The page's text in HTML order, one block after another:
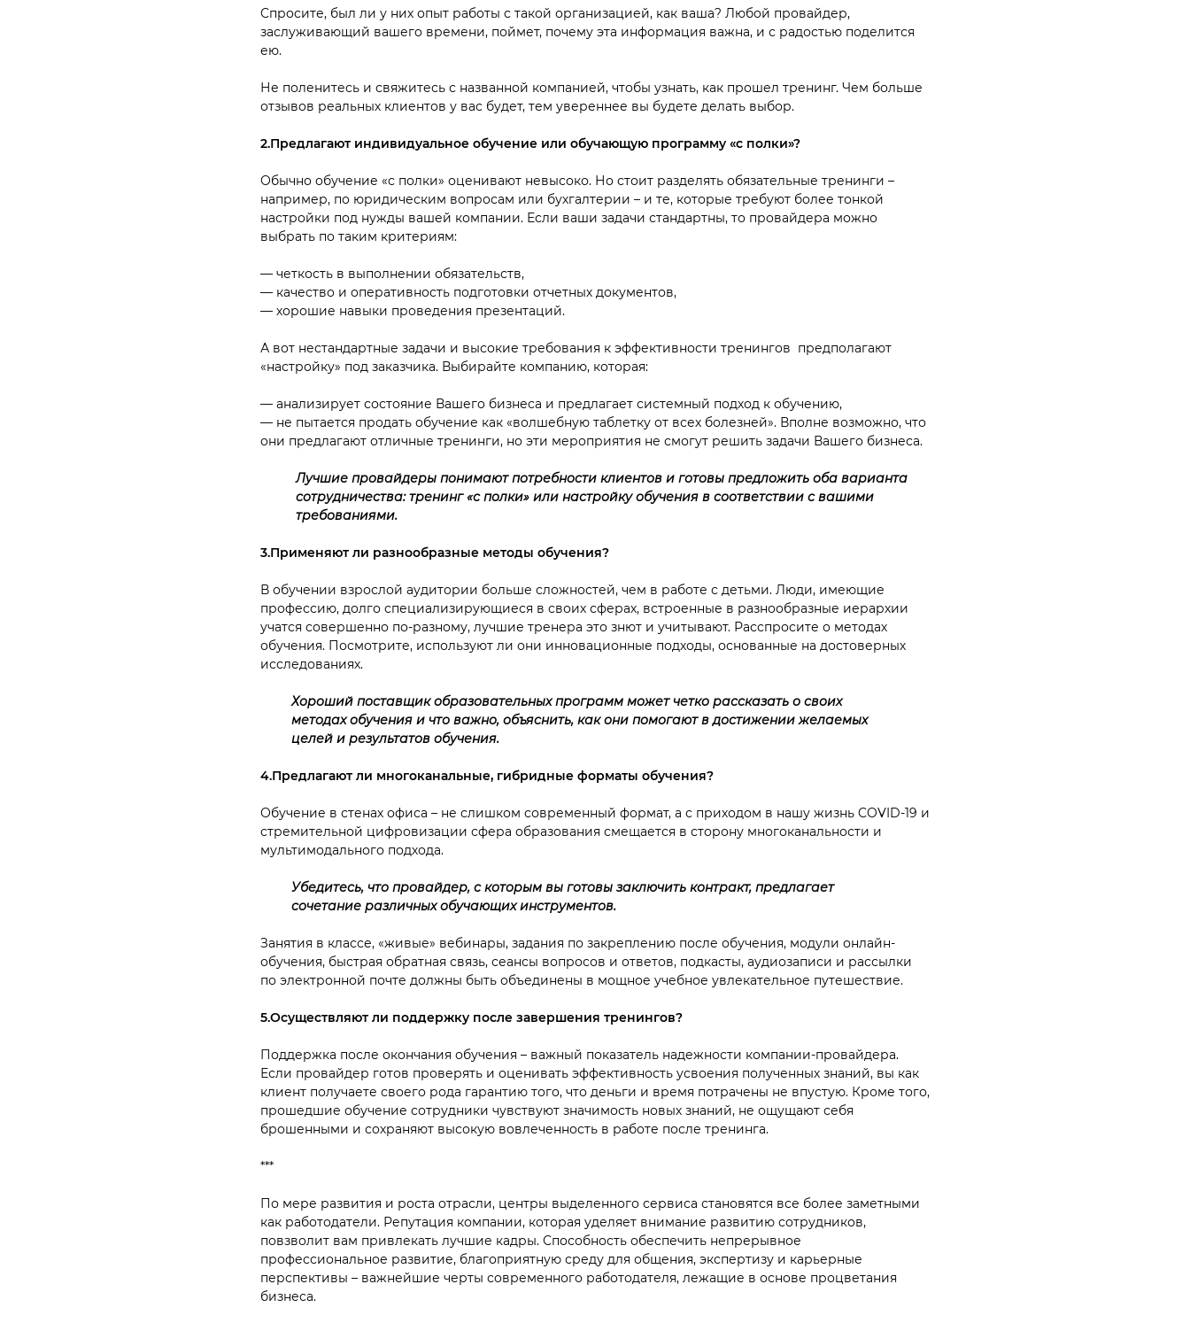
Спросите, был ли у них опыт работы с такой организацией, как ваша? Любой провайдер,
заслуживающий вашего времени, поймет, почему эта информация важна, и с радостью поделится
ею.
Не поленитесь и свяжитесь с названной компанией, чтобы узнать, как прошел тренинг. Чем больше
отзывов реальных клиентов у вас будет, тем увереннее вы будете делать выбор.
2.Предлагают индивидуальное обучение или обучающую программу «с полки»?
Обычно обучение «с полки» оценивают невысоко. Но стоит разделять обязательные тренинги –
например, по юридическим вопросам или бухгалтерии – и те, которые требуют более тонкой
настройки под нужды вашей компании. Если ваши задачи стандартны, то провайдера можно
выбрать по таким критериям:
— четкость в выполнении обязательств,
— качество и оперативность подготовки отчетных документов,
— хорошие навыки проведения презентаций.
А вот нестандартные задачи и высокие требования к эффективности тренингов предполагают
«настройку» под заказчика. Выбирайте компанию, которая:
— анализирует состояние Вашего бизнеса и предлагает системный подход к обучению,
— не пытается продать обучение как «волшебную таблетку от всех болезней». Вполне возможно, что
они предлагают отличные тренинги, но эти мероприятия не смогут решить задачи Вашего бизнеса.
Лучшие провайдеры понимают потребности клиентов и готовы предложить оба варианта
сотрудничества: тренинг «с полки» или настройку обучения в соответствии с вашими
требованиями.
3.Применяют ли разнообразные методы обучения?
В обучении взрослой аудитории больше сложностей, чем в работе с детьми. Люди, имеющие
профессию, долго специализирующиеся в своих сферах, встроенные в разнообразные иерархии
учатся совершенно по-разному, лучшие тренера это знют и учитывают. Расспросите о методах
обучения. Посмотрите, используют ли они инновационные подходы, основанные на достоверных
исследованиях.
Хороший поставщик образовательных программ может четко рассказать о своих
методах обучения и что важно, объяснить, как они помогают в достижении желаемых
целей и результатов обучения.
4.Предлагают ли многоканальные, гибридные форматы обучения?
Обучение в стенах офиса – не слишком современный формат, а с приходом в нашу жизнь COVID-19 и
стремительной цифровизации сфера образования смещается в сторону многоканальности и
мультимодального подхода.
Убедитесь, что провайдер, с которым вы готовы заключить контракт, предлагает
сочетание различных обучающих инструментов.
Занятия в классе, «живые» вебинары, задания по закреплению после обучения, модули онлайн-
обучения, быстрая обратная связь, сеансы вопросов и ответов, подкасты, аудиозаписи и рассылки
по электронной почте должны быть объединены в мощное учебное увлекательное путешествие.
5.Осуществляют ли поддержку после завершения тренингов?
Поддержка после окончания обучения – важный показатель надежности компании-провайдера.
Если провайдер готов проверять и оценивать эффективность усвоения полученных знаний, вы как
клиент получаете своего рода гарантию того, что деньги и время потрачены не впустую. Кроме того,
прошедшие обучение сотрудники чувствуют значимость новых знаний, не ощущают себя
брошенными и сохраняют высокую вовлеченность в работе после тренинга.
***
По мере развития и роста отрасли, центры выделенного сервиса становятся все более заметными
как работодатели. Репутация компании, которая уделяет внимание развитию сотрудников,
повзволит вам привлекать лучшие кадры. Способность обеспечить непрерывное
профессиональное развитие, благоприятную среду для общения, экспертизу и карьерные
перспективы – важнейшие черты современного работодателя, лежащие в основе процветания
бизнеса.